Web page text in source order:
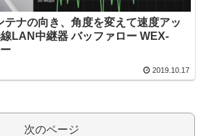
テナの向き、角度を変えて速度アッ
LAN中継器 バッファロー WEX-
2019.10.17
次のページ